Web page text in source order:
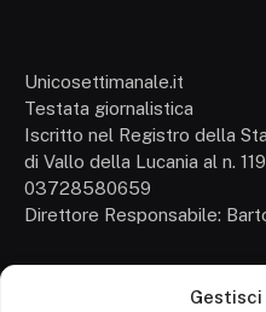
Gestisci
Unicosettimanale.it
Testata giornalistica
Iscritto nel Registro della
di Vallo della Lucania al n.
03728580659
Direttore Responsabile: